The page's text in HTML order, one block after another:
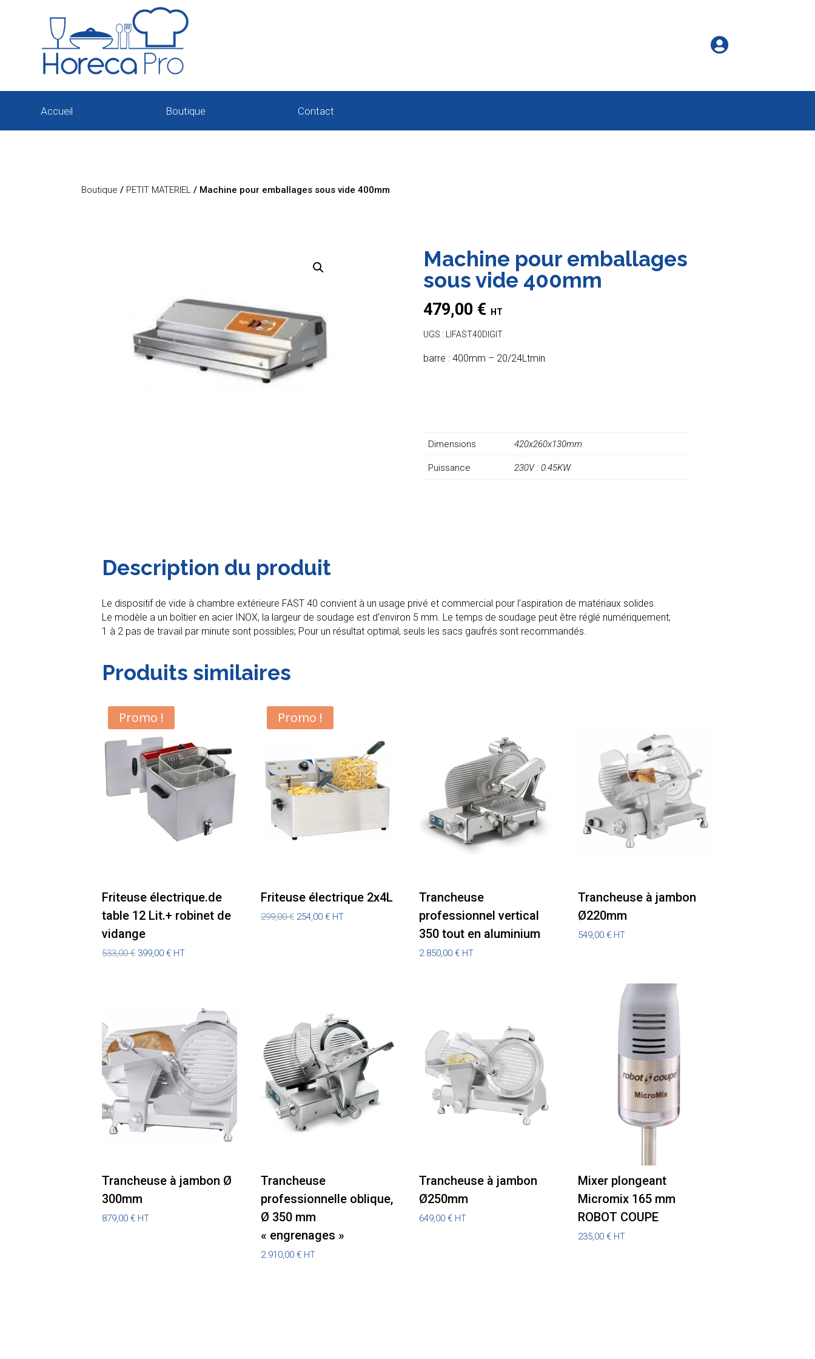

Accueil Boutique Contact
Boutique / PETIT MATERIEL / Machine pour emballages sous vide 400mm
Machine pour emballages
sous vide 400mm
479,00 € HT
UGS : LIFAST40DIGIT
barre : 400mm – 20/24Ltmin
Dimensions 420x260x130mm
Puissance 230V : 0.45KW
Description du produit
Le dispositif de vide à chambre extérieure FAST 40 convient à un usage privé et commercial pour l’aspiration de matériaux solides.
Le modèle a un boîtier en acier INOX, la largeur de soudage est d’environ 5 mm. Le temps de soudage peut être réglé numériquement;
1 à 2 pas de travail par minute sont possibles; Pour un résultat optimal, seuls les sacs gaufrés sont recommandés.
Produits similaires
Promo !
Friteuse électrique.de
table 12 Lit.+ robinet de
vidange
533,00€ Le
399,00 €Le
HT
Promo !
Friteuse électrique 2x4L
299,00€ Le
254,00 €Le
HT
Trancheuse
professionnel vertical
350 tout en aluminium
2.850,00€ HT
Trancheuse à jambon
Ø220mm
549,00 € HT
Trancheuse à jambon Ø
300mm
879,00 € HT
Trancheuse
professionnelle oblique,
Ø 350 mm
« engrenages »
2.910,00 € HT
Trancheuse à jambon
Ø250mm
649,00€ HT
Mixer plongeant
Micromix 165 mm
ROBOT COUPE
235,00 € HT